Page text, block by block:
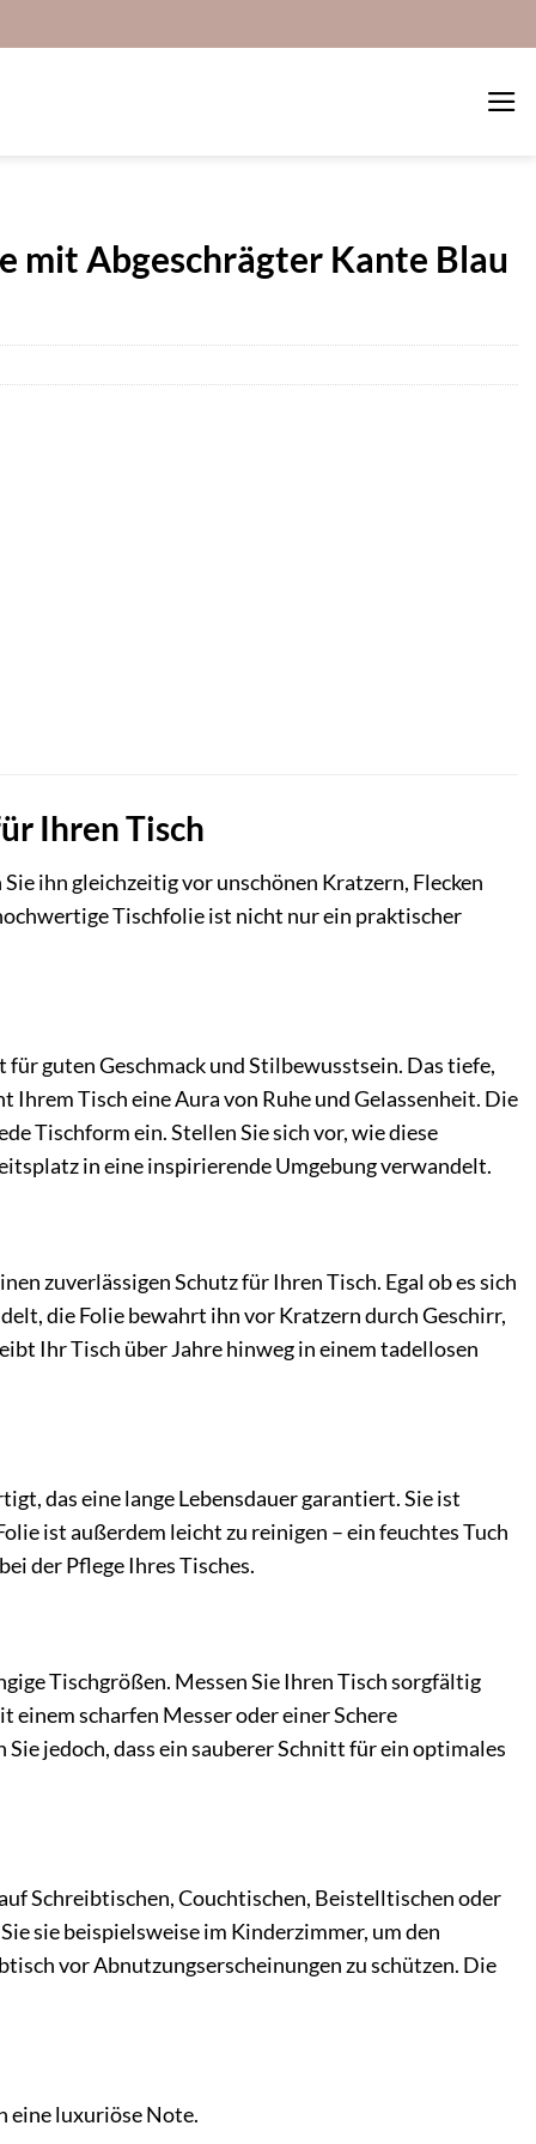
mit Abgeschrägter Kante Blau
Ihren Tisch
ihn gleichzeitig vor unschönen Kratzern, Flecken
Tischfolie ist nicht nur ein praktischer
guten Geschmack und Stilbewusstsein. Das tiefe,
Tisch eine Aura von Ruhe und Gelassenheit. Die
Tischform ein. Stellen Sie sich vor, wie diese
in eine inspirierende Umgebung verwandelt.
zuverlässigen Schutz für Ihren Tisch. Egal ob es sich
die Folie bewahrt ihn vor Kratzern durch Geschirr,
Ihr Tisch über Jahre hinweg in einem tadellosen
das eine lange Lebensdauer garantiert. Sie ist
ist außerdem leicht zu reinigen – ein feuchtes Tuch
der Pflege Ihres Tisches.
Tischgrößen. Messen Sie Ihren Tisch sorgfältig
einem scharfen Messer oder einer Schere
jedoch, dass ein sauberer Schnitt für ein optimales
Schreibtischen, Couchtischen, Beistelltischen oder
sie beispielsweise im Kinderzimmer, um den
vor Abnutzungserscheinungen zu schützen. Die
eine luxuriöse Note.